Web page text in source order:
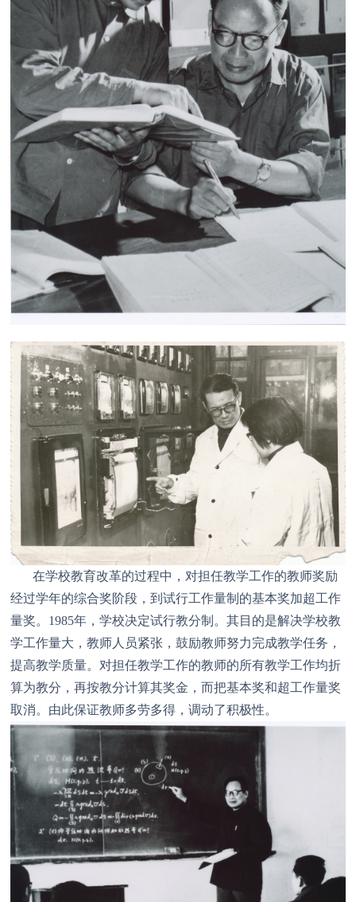
在学校教育改革的过程中，对担任教学工作的教师奖励
经过学年的综合奖阶段，到试行工作量制的基本奖加超工作
量奖。1985年，学校决定试行教分制。其目的是解决学校教
学工作量大，教师人员紧张，鼓励教师努力完成教学任务，
提高教学质量。对担任教学工作的教师的所有教学工作均折
算为教分，再按教分计算其奖金，而把基本奖和超工作量奖
取消。由此保证教师多劳多得，调动了积极性。